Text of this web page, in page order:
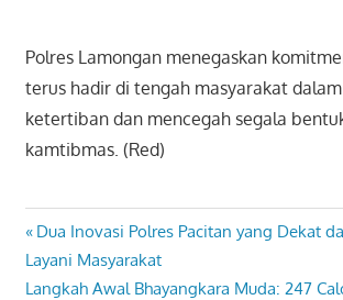
Polres Lamongan menegaskan
terus hadir di tengah masyarakat
ketertiban dan mencegah segala
kamtibmas. (Red)
Navigasi
pos
Previous
Post:
Dua Inovasi Polres Pacitan yang Dekat
Layani Masyarakat
Next
Langkah Awal Bhayangkara Muda: 247